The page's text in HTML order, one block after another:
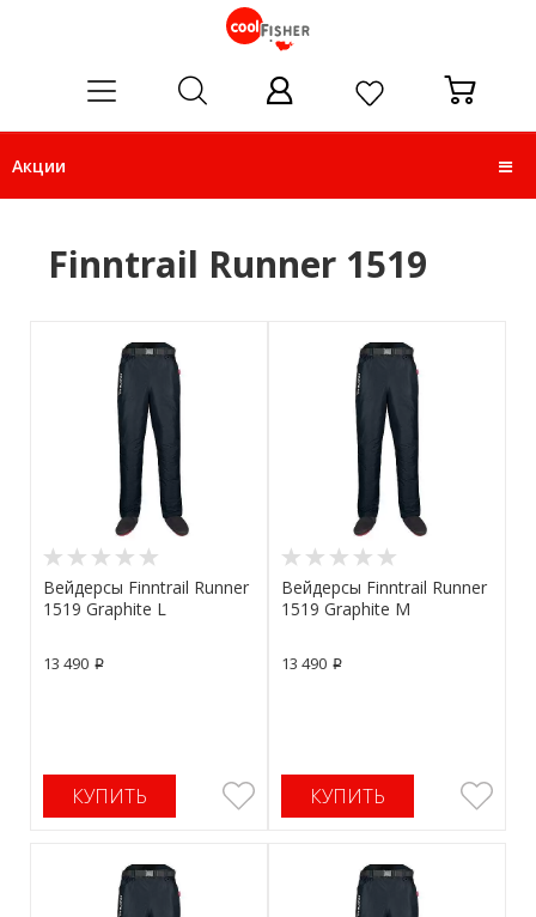
Акции
Finntrail Runner 1519
Вейдерсы Finntrail Runner
1519 Graphite L
13 490 p
КУПИТЬ
Вейдерсы Finntrail Runner
1519 Graphite M
13 490 p
КУПИТЬ